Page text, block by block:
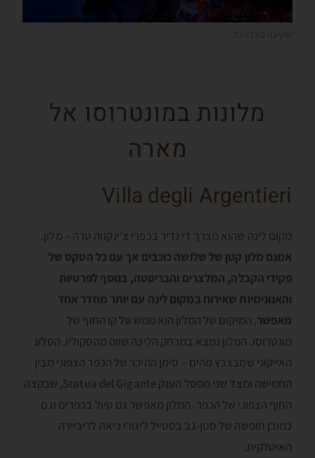
מלונות במונטרוסו אל
מארה
Villa degli Argentieri
מקום לינה שהוא מצרך די נדיר בכפרי צ'ינקווה טרה – מלון.
אמנם מלון קטן של שלושה כוכבים אך עם כל הטקס של
פקידי הקבלה, המלצרים והבריסטה, בנוסף לפרטיות
והאנונימיות שאירוח במקום לינה עם יותר מחדר אחד
מאפשר. המיקום של המלון הוא ממש על קו החוף של
מונטרוסו. המלון נמצא במרחק הליכה שווה מהסקוליו, הסלע
האייקוני שמבצבץ מהים – סימן ההיכר של הכפר הצפוני מבין
החמישה ומצד שני מפסל הענק Statua del Gigante, שבקצה
החוף הצפוני של הכפר. המלון מאפשר גם טיול בכפרים וגם
כמובן חופשה של סטן-גב בסטייל ליגורי כיאה לריביירה
האיטלקית.